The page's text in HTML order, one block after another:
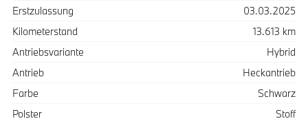
Erstzulassung
03.03.2025
Kilometerstand
13.613 km
Antriebsvariante
Hybrid
Antrieb
Heckantrieb
Farbe
Schwarz
Polster
Stoff